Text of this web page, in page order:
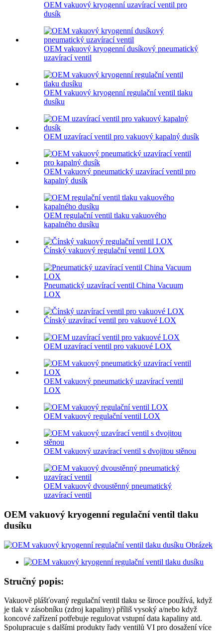
OEM vakuový kryogenní uzavírací ventil pro
dusík
OEM vakuový kryogenní dusíkový pneumatický
uzavírací ventil
OEM vakuový kryogenní regulační ventil tlaku
dusíku
OEM uzavírací ventil pro vakuový kapalný dusík
OEM vakuový pneumatický uzavírací ventil pro
kapalný dusík
OEM regulační ventil tlaku vakuového
kapalného dusíku
Čínský vakuový regulační ventil LOX
Pneumatický uzavírací ventil China Vacuum
LOX
Čínský uzavírací ventil pro vakuové LOX
OEM uzavírací ventil pro vakuové LOX
OEM vakuový pneumatický uzavírací ventil
LOX
OEM vakuový regulační ventil LOX
OEM vakuový uzavírací ventil s dvojitou stěnou
OEM vakuový dvoustěnný pneumatický
uzavírací ventil
OEM vakuový kryogenní regulační ventil tlaku
dusíku
Stručný popis:
Vakuově plášťovaný regulační ventil tlaku se široce používá, když
je tlak v zásobníku (zdroj kapaliny) příliš vysoký a/nebo když
koncové zařízení potřebuje regulovat vstupní data kapaliny atd.
Spolupracuje s dalšími produkty řady ventilů VI pro dosažení více